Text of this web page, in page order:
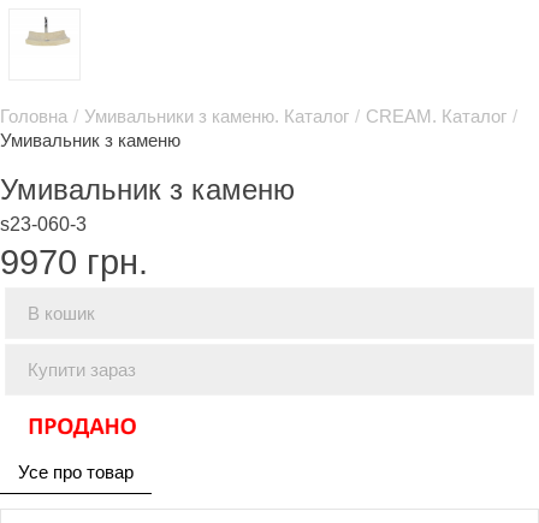
Головна / Умивальники з каменю. Каталог / CREAM. Каталог /
Умивальник з каменю
Умивальник з каменю
s23-060-3
9970 грн.
В кошик
Купити зараз
Усе про товар